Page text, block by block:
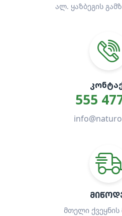
ალ. ყაზბეგის
555
მთელი ქვეყნის